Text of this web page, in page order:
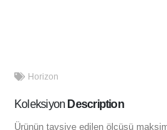
Horizon
Koleksiyon Description
Ürünün tavsiye edilen ölçüsü